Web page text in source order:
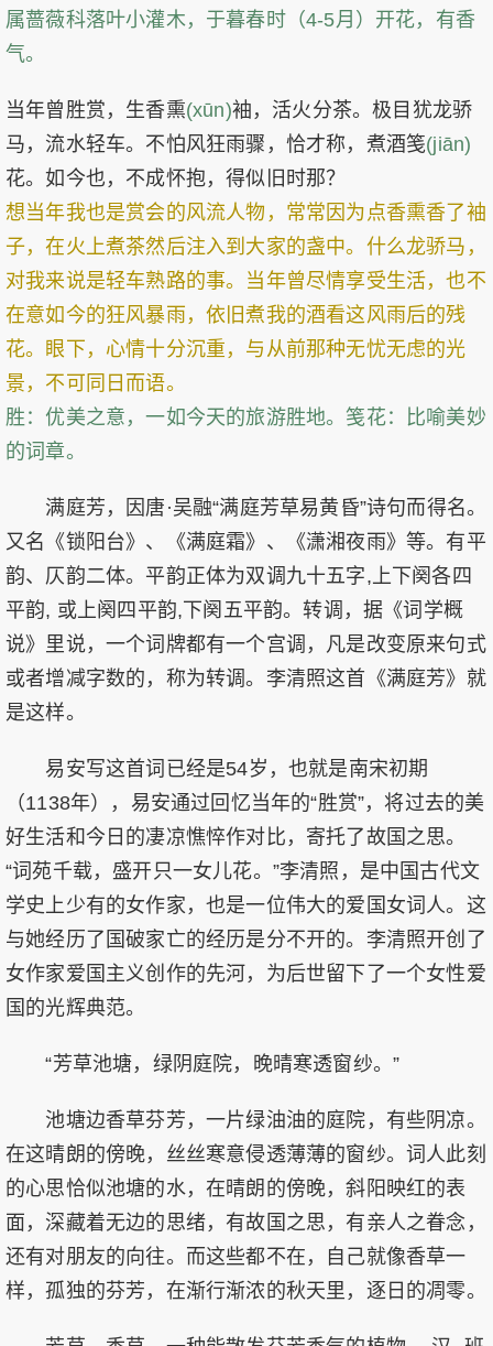
属蔷薇科落叶小灌木，于暮春时（4-5月）开花，有香
气。
当年曾胜赏，生香熏(xūn)袖，活火分茶。极目犹龙骄
马，流水轻车。不怕风狂雨骤，恰才称，煮酒笺(jiān)
花。如今也，不成怀抱，得似旧时那？
想当年我也是赏会的风流人物，常常因为点香熏香了袖
子，在火上煮茶然后注入到大家的盏中。什么龙骄马，
对我来说是轻车熟路的事。当年曾尽情享受生活，也不
在意如今的狂风暴雨，依旧煮我的酒看这风雨后的残
花。眼下，心情十分沉重，与从前那种无忧无虑的光
景，不可同日而语。
胜：优美之意，一如今天的旅游胜地。笺花：比喻美妙
的词章。
满庭芳，因唐·吴融“满庭芳草易黄昏”诗句而得名。
又名《锁阳台》、《满庭霜》、《潇湘夜雨》等。有平
韵、仄韵二体。平韵正体为双调九十五字,上下阕各四
平韵, 或上阕四平韵,下阕五平韵。转调，据《词学概
说》里说，一个词牌都有一个宫调，凡是改变原来句式
或者增减字数的，称为转调。李清照这首《满庭芳》就
是这样。
易安写这首词已经是54岁，也就是南宋初期
（1138年），易安通过回忆当年的“胜赏”，将过去的美
好生活和今日的凄凉憔悴作对比，寄托了故国之思。
“词苑千载，盛开只一女儿花。”李清照，是中国古代文
学史上少有的女作家，也是一位伟大的爱国女词人。这
与她经历了国破家亡的经历是分不开的。李清照开创了
女作家爱国主义创作的先河，为后世留下了一个女性爱
国的光辉典范。
“芳草池塘，绿阴庭院，晚晴寒透窗纱。”
池塘边香草芬芳，一片绿油油的庭院，有些阴凉。
在这晴朗的傍晚，丝丝寒意侵透薄薄的窗纱。词人此刻
的心思恰似池塘的水，在晴朗的傍晚，斜阳映红的表
面，深藏着无边的思绪，有故国之思，有亲人之眷念，
还有对朋友的向往。而这些都不在，自己就像香草一
样，孤独的芬芳，在渐行渐浓的秋天里，逐日的凋零。